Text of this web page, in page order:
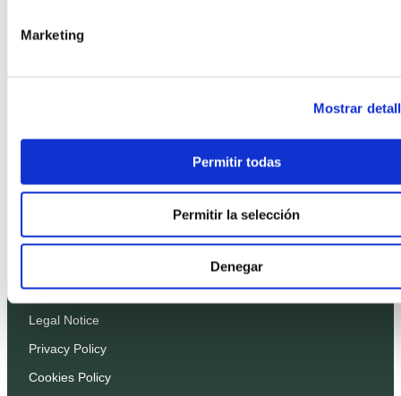
Marketing
Mostrar
Permitir todas
Permitir la selección
Denegar
Styles
Policies
Legal Notice
Privacy Policy
Cookies Policy